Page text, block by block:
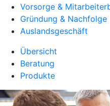
Vorsorge &
Gründung & Nachfolge
Auslandsgeschäft
Übersicht
Beratung
Produkte